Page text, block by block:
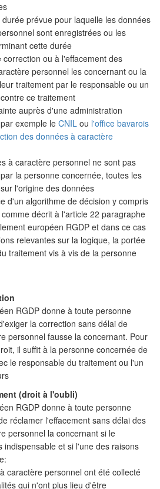
prévue pour laquelle les données
sont enregistrées ou les
cette durée
correction ou à l'effacement des
personnel les concernant ou la
traitement par le responsable ou un
ce traitement
auprès d'une administration
exemple le CNIL ou l'office bavarois
des données à caractère
à caractère personnel ne sont pas
la personne concernée, toutes les
l'origine des données
d'un algorithme de décision y compris
décrit à l'article 22 paragraphe
européen RGDP et dans ce cas
relevantes sur la logique, la portée
traitement vis à vis de la personne
RGDP donne à toute personne
la correction sans délai de
personnel fausse la concernant. Pour
il suffit à la personne concernée de
le responsable du traitement ou l'un
(droit à l'oubli)
RGDP donne à toute personne
réclamer l'effacement sans délai des
personnel la concernant si le
indispensable et si l'une des raisons
caractère personnel ont été collecté
qui n'ont plus lieu d'être